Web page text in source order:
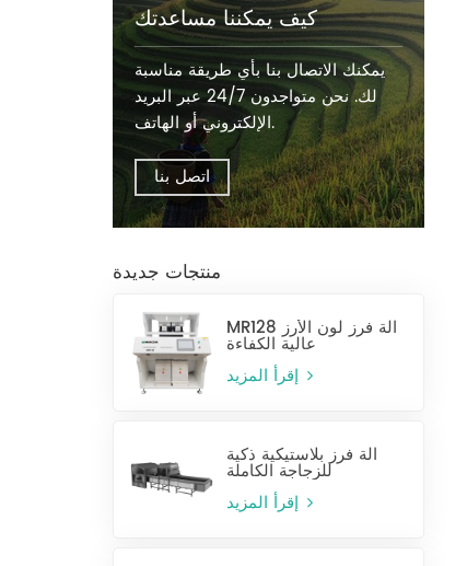
كيف يمكننا مساعدتك
يمكنك الاتصال بنا بأي طريقة مناسبة
لك. نحن متواجدون 24/7 عبر البريد
الإلكتروني أو الهاتف.
اتصل بنا
منتجات جديدة
MR128 آلة فرز لون الأرز
عالية الكفاءة
إقرأ المزيد
آلة فرز بلاستيكية ذكية
للزجاجة الكاملة
إقرأ المزيد